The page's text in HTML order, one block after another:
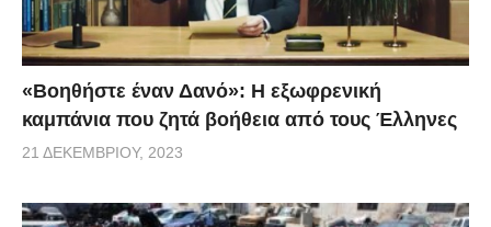
«Βοηθήστε έναν Δανό»: H εξωφρενική
καμπάνια που ζητά βοήθεια από τους Έλληνες
21 ΔΕΚΕΜΒΡΊΟΥ, 2023